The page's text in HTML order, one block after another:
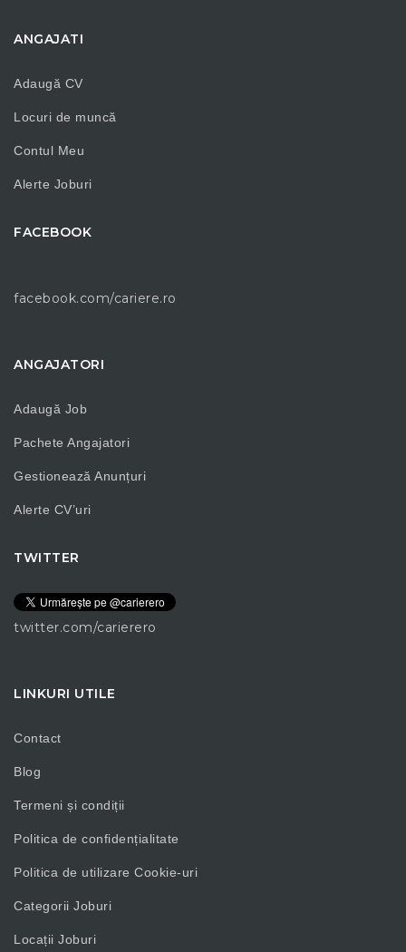
ANGAJATI
Adaugă CV
Locuri de muncă
Contul Meu
Alerte Joburi
FACEBOOK
facebook.com/cariere.ro
ANGAJATORI
Adaugă Job
Pachete Angajatori
Gestionează Anunțuri
Alerte CV’uri
TWITTER
twitter.com/carierero
LINKURI UTILE
Contact
Blog
Termeni și condiții
Politica de confidențialitate
Politica de utilizare Cookie-uri
Categorii Joburi
Locații Joburi